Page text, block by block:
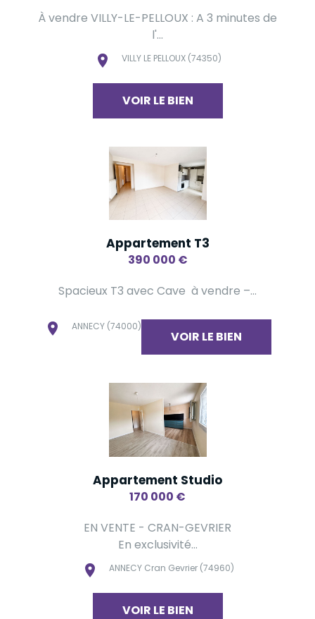
À vendre VILLY-LE-PELLOUX : A 3 minutes de
l'...
VILLY LE PELLOUX (74350)
VOIR LE BIEN
Appartement T3
390 000 €
Spacieux T3 avec Cave à vendre –...
ANNECY (74000)
VOIR LE BIEN
Appartement Studio
170 000 €
EN VENTE - CRAN-GEVRIER
En exclusivité...
ANNECY Cran Gevrier (74960)
VOIR LE BIEN